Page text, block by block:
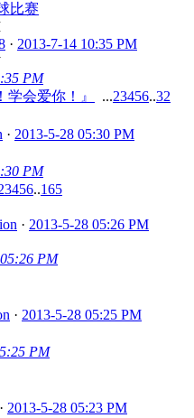
比赛
· 2013-7-14 10:35 PM
PM
会爱你！』
...23456..32
· 2013-5-28 05:30 PM
PM
3456..165
· 2013-5-28 05:26 PM
PM
· 2013-5-28 05:25 PM
PM
· 2013-5-28 05:23 PM